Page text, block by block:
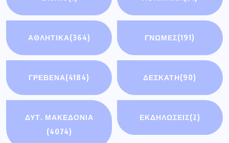
ΑΘΛΗΤΙΚΑ(364) ΓΝΩΜΕΣ(191)
ΓΡΕΒΕΝΑ(4184) ΔΕΣΚΑΤΗ(90)
ΔΥΤ. ΜΑΚΕΔΟΝΙΑ
(4074)
ΕΚΔΗΛΩΣΕΙΣ(2)